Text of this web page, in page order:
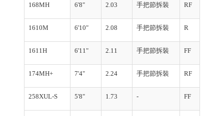
168MH 6'8" 2.03 手把節拆裝 RF
1610M 6'10" 2.08 手把節拆裝 R
1611H 6'11" 2.11 手把節拆裝 FF
174MH+ 7'4" 2.24 手把節拆裝 RF
258XUL-S 5'8" 1.73 - FF